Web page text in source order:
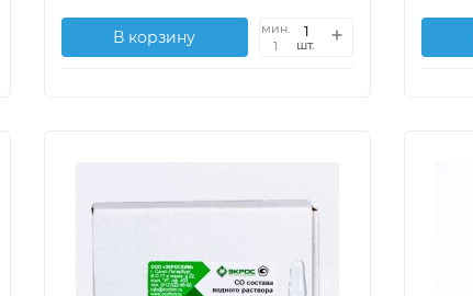
В корзину
мин.
1
шт.